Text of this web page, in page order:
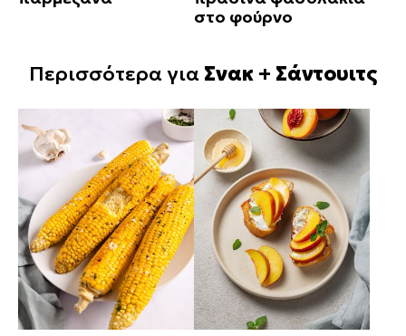
στο φούρνο
Περισσότερα για Σνακ + Σάντουιτς